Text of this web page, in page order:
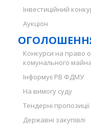
Інвестиційний
Аукціон
Конкурси на право
комунального майна
Інформує РВ ФДМУ
На вимогу суду
Тендерні пропозиції
Державні закупівлі